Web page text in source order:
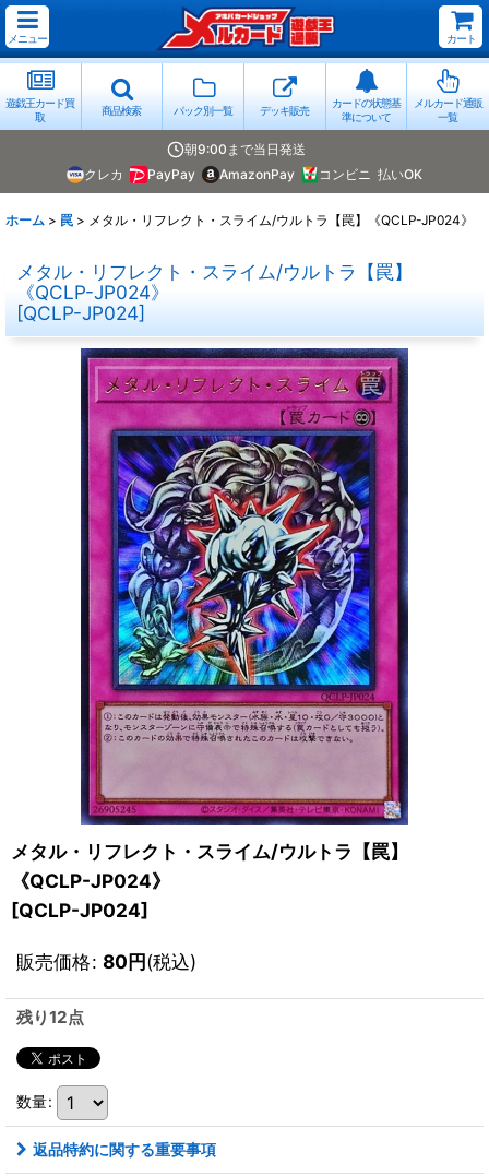
メニュー カート
遊戯王カード買
取
商品検索 パック別一覧 デッキ販売
カードの状態基
準について
メルカード通販
一覧
朝9:00まで当日発送
クレカ
PayPay AmazonPay コンビニ 払いOK
ホーム > 罠 > メタル・リフレクト・スライム/ウルトラ【罠】《QCLP-JP024》
メタル・リフレクト・スライム/ウルトラ【罠】
《QCLP-JP024》
[QCLP-JP024]
メタル・リフレクト・スライム/ウルトラ【罠】
《QCLP-JP024》
[QCLP-JP024]
販売価格: 80円(税込)
残り12点
数量:
返品特約に関する重要事項